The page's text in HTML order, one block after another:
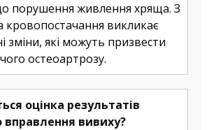
порушення живлення хряща. З
кровопостачання викликає
зміни, які можуть призвести
остеоартрозу.
оцінка результатів
вправлення вивиху?